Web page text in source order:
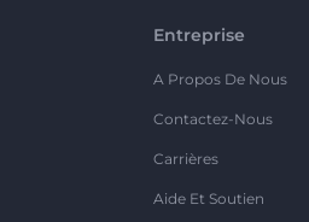
Entreprise
A Propos De Nous
Contactez-Nous
Carrières
Aide Et Soutien